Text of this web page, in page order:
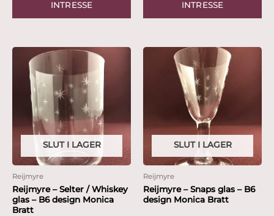
INTRESSE
INTRESSE
SLUT I LAGER
Reijmyre
Reijmyre – Selter / Whiskey
glas – B6 design Monica
Bratt
SLUT I LAGER
Reijmyre
Reijmyre – Snaps glas – B6
design Monica Bratt